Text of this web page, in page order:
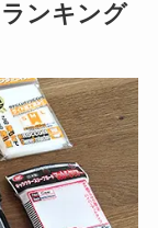
ンキング